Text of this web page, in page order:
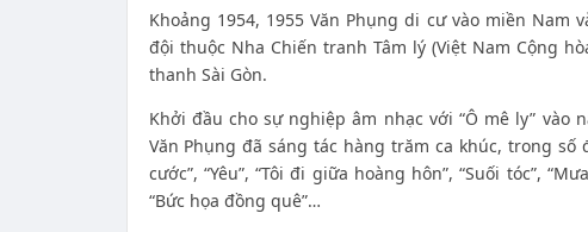
Khoảng 1954, 1955 Văn Phụng di cư vào miền
đội thuộc Nha Chiến tranh Tâm lý (Việt Nam Cộng
thanh Sài Gòn.
Khởi đầu cho sự nghiệp âm nhạc với “Ô mê ly” vào
Văn Phụng đã sáng tác hàng trăm ca khúc, trong
cước”, “Yêu”, “Tôi đi giữa hoàng hôn”, “Suối tóc”,
“Bức họa đồng quê”…